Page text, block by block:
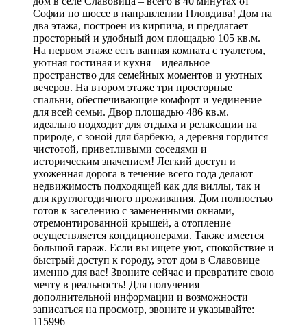
Софии по шоссе в направлении Пловдива! Дом на
два этажа, построен из кирпича, и предлагает
просторный и удобный дом площадью 105 кв.м.
На первом этаже есть ванная комната с туалетом,
уютная гостиная и кухня – идеальное
пространство для семейных моментов и уютных
вечеров. На втором этаже три просторные
спальни, обеспечивающие комфорт и уединение
для всей семьи. Двор площадью 486 кв.м.
идеально подходит для отдыха и релаксации на
природе, с зоной для барбекю, а деревня гордится
чистотой, приветливыми соседями и
историческим значением! Легкий доступ и
ухоженная дорога в течение всего года делают
недвижимость подходящей как для виллы, так и
для круглогодичного проживания. Дом полностью
готов к заселению с замененными окнами,
отремонтированной крышей, а отопление
осуществляется кондиционерами. Также имеется
большой гараж. Если вы ищете уют, спокойствие и
быстрый доступ к городу, этот дом в Славовице
именно для вас! Звоните сейчас и превратите свою
мечту в реальность! Для получения
дополнительной информации и возможности
записаться на просмотр, звоните и указывайте:
115996